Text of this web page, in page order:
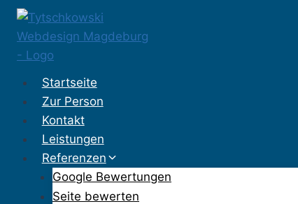
Zum
Inhalt
springen
Startseite
Zur Person
Kontakt
Leistungen
Referenzen
Google Bewertungen
Seite bewerten